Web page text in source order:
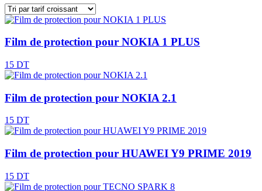
Film de protection pour NOKIA 1 PLUS
15 DT
Film de protection pour NOKIA 2.1
15 DT
Film de protection pour HUAWEI Y9 PRIME 2019
15 DT